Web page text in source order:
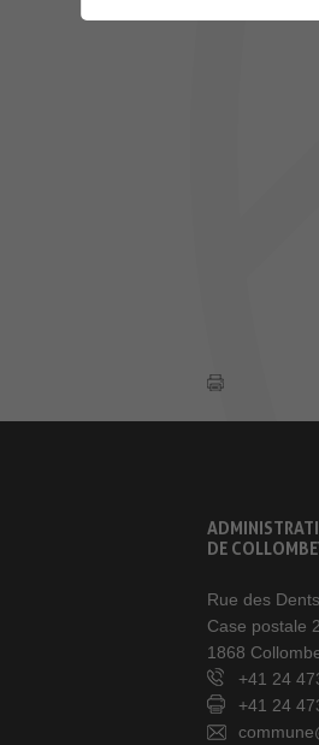
DE
Rue des
Case postale
1868
+41 24
+41 24